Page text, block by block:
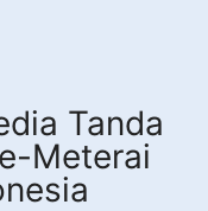
Tanda
Meterai